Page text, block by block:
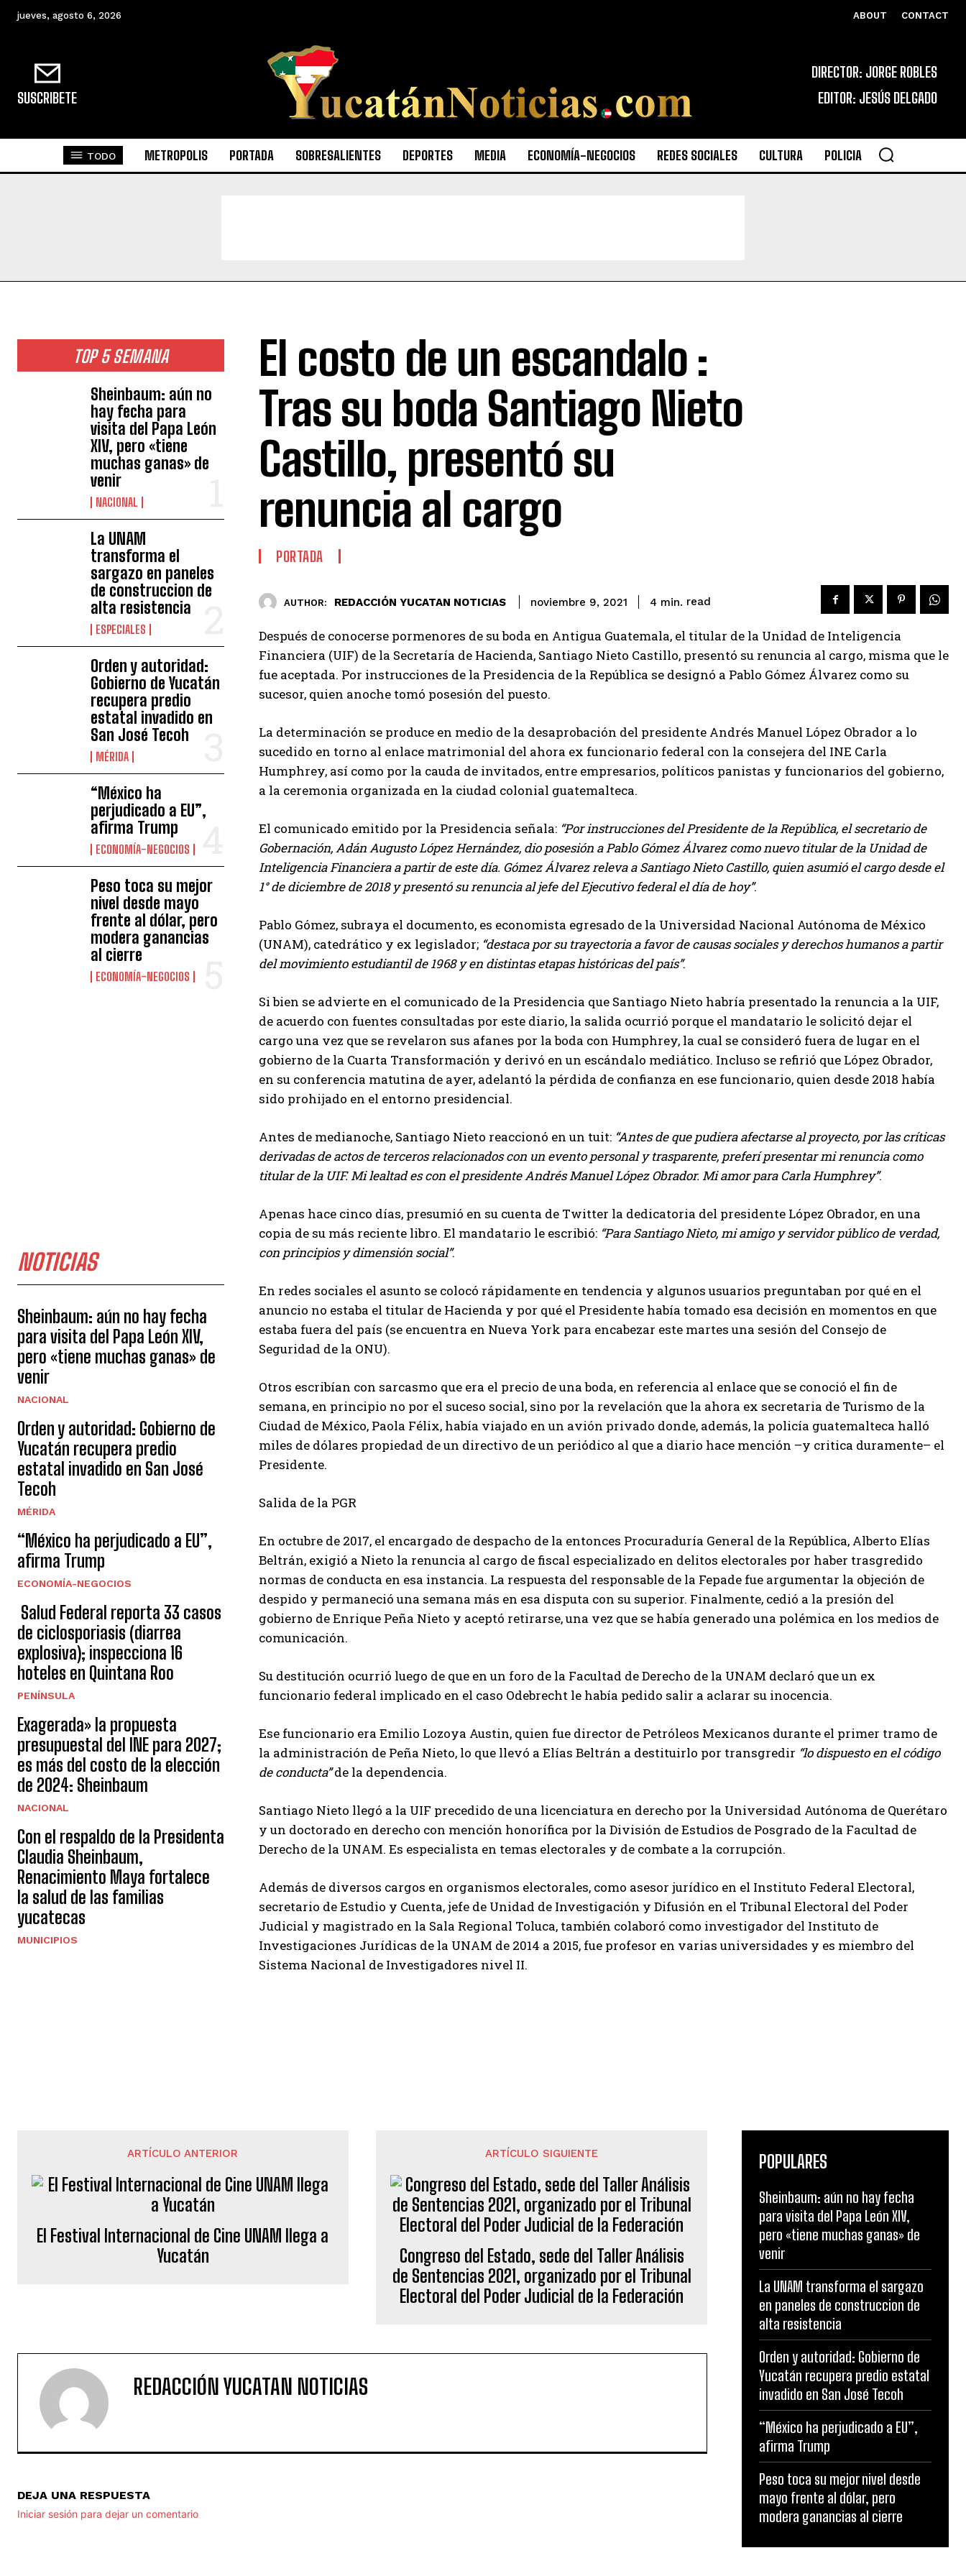
jueves, agosto 6, 2026 ABOUT CONTACT
SUSCRIBETE
DIRECTOR: JORGE ROBLES
EDITOR: JESÚS DELGADO
TODO METROPOLIS PORTADA SOBRESALIENTES DEPORTES MEDIA ECONOMÍA-NEGOCIOS REDES SOCIALES CULTURA POLICIA
TOP 5 SEMANA
Sheinbaum: aún no
hay fecha para
visita del Papa León
XIV, pero «tiene
muchas ganas» de
venir
NACIONAL
La UNAM
transforma el
sargazo en paneles
de construccion de
alta resistencia
ESPECIALES
Orden y autoridad:
Gobierno de Yucatán
recupera predio
estatal invadido en
San José Tecoh
MÉRIDA
“México ha
perjudicado a EU”,
afirma Trump
ECONOMÍA-NEGOCIOS
Peso toca su mejor
nivel desde mayo
frente al dólar, pero
modera ganancias
al cierre
ECONOMÍA-NEGOCIOS
NOTICIAS
Sheinbaum: aún no hay fecha
para visita del Papa León XIV,
pero «tiene muchas ganas» de
venir
NACIONAL
Orden y autoridad: Gobierno de
Yucatán recupera predio
estatal invadido en San José
Tecoh
MÉRIDA
“México ha perjudicado a EU”,
afirma Trump
ECONOMÍA-NEGOCIOS
Salud Federal reporta 33 casos
de ciclosporiasis (diarrea
explosiva); inspecciona 16
hoteles en Quintana Roo
PENÍNSULA
Exagerada» la propuesta
presupuestal del INE para 2027;
es más del costo de la elección
de 2024: Sheinbaum
NACIONAL
Con el respaldo de la Presidenta
Claudia Sheinbaum,
Renacimiento Maya fortalece
la salud de las familias
yucatecas
MUNICIPIOS
El costo de un escandalo :
Tras su boda Santiago Nieto
Castillo, presentó su
renuncia al cargo
PORTADA
AUTHOR: REDACCIÓN YUCATAN NOTICIAS noviembre 9, 2021 4 min. read
Después de conocerse pormenores de su boda en Antigua Guatemala, el titular de la Unidad de Inteligencia
Financiera (UIF) de la Secretaría de Hacienda, Santiago Nieto Castillo, presentó su renuncia al cargo, misma que le
fue aceptada. Por instrucciones de la Presidencia de la República se designó a Pablo Gómez Álvarez como su
sucesor, quien anoche tomó posesión del puesto.
La determinación se produce en medio de la desaprobación del presidente Andrés Manuel López Obrador a lo
sucedido en torno al enlace matrimonial del ahora ex funcionario federal con la consejera del INE Carla
Humphrey, así como por la cauda de invitados, entre empresarios, políticos panistas y funcionarios del gobierno,
a la ceremonia organizada en la ciudad colonial guatemalteca.
El comunicado emitido por la Presidencia señala: Por instrucciones del Presidente de la República, el secretario de
Gobernación, Adán Augusto López Hernández, dio posesión a Pablo Gómez Álvarez como nuevo titular de la Unidad de
Inteligencia Financiera a partir de este día. Gómez Álvarez releva a Santiago Nieto Castillo, quien asumió el cargo desde el
1° de diciembre de 2018 y presentó su renuncia al jefe del Ejecutivo federal el día de hoy .
Pablo Gómez, subraya el documento, es economista egresado de la Universidad Nacional Autónoma de México
(UNAM), catedrático y ex legislador; destaca por su trayectoria a favor de causas sociales y derechos humanos a partir
del movimiento estudiantil de 1968 y en distintas etapas históricas del país .
Si bien se advierte en el comunicado de la Presidencia que Santiago Nieto habría presentado la renuncia a la UIF,
de acuerdo con fuentes consultadas por este diario, la salida ocurrió porque el mandatario le solicitó dejar el
cargo una vez que se revelaron sus afanes por la boda con Humphrey, la cual se consideró fuera de lugar en el
gobierno de la Cuarta Transformación y derivó en un escándalo mediático. Incluso se refirió que López Obrador,
en su conferencia matutina de ayer, adelantó la pérdida de confianza en ese funcionario, quien desde 2018 había
sido prohijado en el entorno presidencial.
Antes de medianoche, Santiago Nieto reaccionó en un tuit: Antes de que pudiera afectarse al proyecto, por las críticas
derivadas de actos de terceros relacionados con un evento personal y trasparente, preferí presentar mi renuncia como
titular de la UIF. Mi lealtad es con el presidente Andrés Manuel López Obrador. Mi amor para Carla Humphrey .
Apenas hace cinco días, presumió en su cuenta de Twitter la dedicatoria del presidente López Obrador, en una
copia de su más reciente libro. El mandatario le escribió: Para Santiago Nieto, mi amigo y servidor público de verdad,
con principios y dimensión social .
En redes sociales el asunto se colocó rápidamente en tendencia y algunos usuarios preguntaban por qué en el
anuncio no estaba el titular de Hacienda y por qué el Presidente había tomado esa decisión en momentos en que
estaba fuera del país (se encuentra en Nueva York para encabezar este martes una sesión del Consejo de
Seguridad de la ONU).
Otros escribían con sarcasmo que era el precio de una boda, en referencia al enlace que se conoció el fin de
semana, en principio no por el suceso social, sino por la revelación que la ahora ex secretaria de Turismo de la
Ciudad de México, Paola Félix, había viajado en un avión privado donde, además, la policía guatemalteca halló
miles de dólares propiedad de un directivo de un periódico al que a diario hace mención –y critica duramente– el
Presidente.
Salida de la PGR
En octubre de 2017, el encargado de despacho de la entonces Procuraduría General de la República, Alberto Elías
Beltrán, exigió a Nieto la renuncia al cargo de fiscal especializado en delitos electorales por haber trasgredido
normas de conducta en esa instancia. La respuesta del responsable de la Fepade fue argumentar la objeción de
despido y permaneció una semana más en esa disputa con su superior. Finalmente, cedió a la presión del
gobierno de Enrique Peña Nieto y aceptó retirarse, una vez que se había generado una polémica en los medios de
comunicación.
Su destitución ocurrió luego de que en un foro de la Facultad de Derecho de la UNAM declaró que un ex
funcionario federal implicado en el caso Odebrecht le había pedido salir a aclarar su inocencia.
Ese funcionario era Emilio Lozoya Austin, quien fue director de Petróleos Mexicanos durante el primer tramo de
la administración de Peña Nieto, lo que llevó a Elías Beltrán a destituirlo por transgredir lo dispuesto en el código
de conducta de la dependencia.
Santiago Nieto llegó a la UIF precedido de una licenciatura en derecho por la Universidad Autónoma de Querétaro
y un doctorado en derecho con mención honorífica por la División de Estudios de Posgrado de la Facultad de
Derecho de la UNAM. Es especialista en temas electorales y de combate a la corrupción.
Además de diversos cargos en organismos electorales, como asesor jurídico en el Instituto Federal Electoral,
secretario de Estudio y Cuenta, jefe de Unidad de Investigación y Difusión en el Tribunal Electoral del Poder
Judicial y magistrado en la Sala Regional Toluca, también colaboró como investigador del Instituto de
Investigaciones Jurídicas de la UNAM de 2014 a 2015, fue profesor en varias universidades y es miembro del
Sistema Nacional de Investigadores nivel II.
ARTÍCULO ANTERIOR
El Festival Internacional de Cine UNAM llega a
Yucatán
ARTÍCULO SIGUIENTE
Congreso del Estado, sede del Taller Análisis
de Sentencias 2021, organizado por el Tribunal
Electoral del Poder Judicial de la Federación
REDACCIÓN YUCATAN NOTICIAS
DEJA UNA RESPUESTA
Iniciar sesión para dejar un comentario
POPULARES
Sheinbaum: aún no hay fecha
para visita del Papa León XIV,
pero «tiene muchas ganas» de
venir
La UNAM transforma el sargazo
en paneles de construccion de
alta resistencia
Orden y autoridad: Gobierno de
Yucatán recupera predio estatal
invadido en San José Tecoh
“México ha perjudicado a EU”,
afirma Trump
Peso toca su mejor nivel desde
mayo frente al dólar, pero
modera ganancias al cierre